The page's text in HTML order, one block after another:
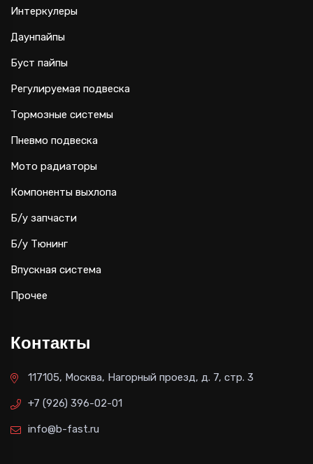
Интеркулеры
Даунпайпы
Буст пайпы
Регулируемая подвеска
Тормозные системы
Пневмо подвеска
Мото радиаторы
Компоненты выхлопа
Б/у запчасти
Б/у Тюнинг
Впускная система
Прочее
Контакты
117105, Москва, Нагорный проезд, д. 7, стр. 3
+7 (926) 396-02-01
info@b-fast.ru